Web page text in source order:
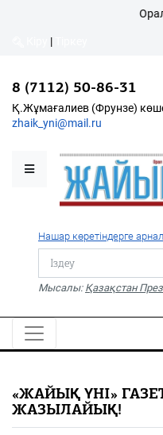
Қалалықтар
Қоғам
Дені сау ұлт
Спорт
Жалын
PDF
«Жайық үні» — 33
Каталог
Орал
|
8 (7112) 50-86-31
Қ.Жұмағалиев (Фрунзе)
zhaik_yni@mail.ru
Нашар көретіндерге
Мысалы: Қазақстан
«ЖАЙЫҚ ҮНІ»
ЖАЗЫЛАЙЫҚ!